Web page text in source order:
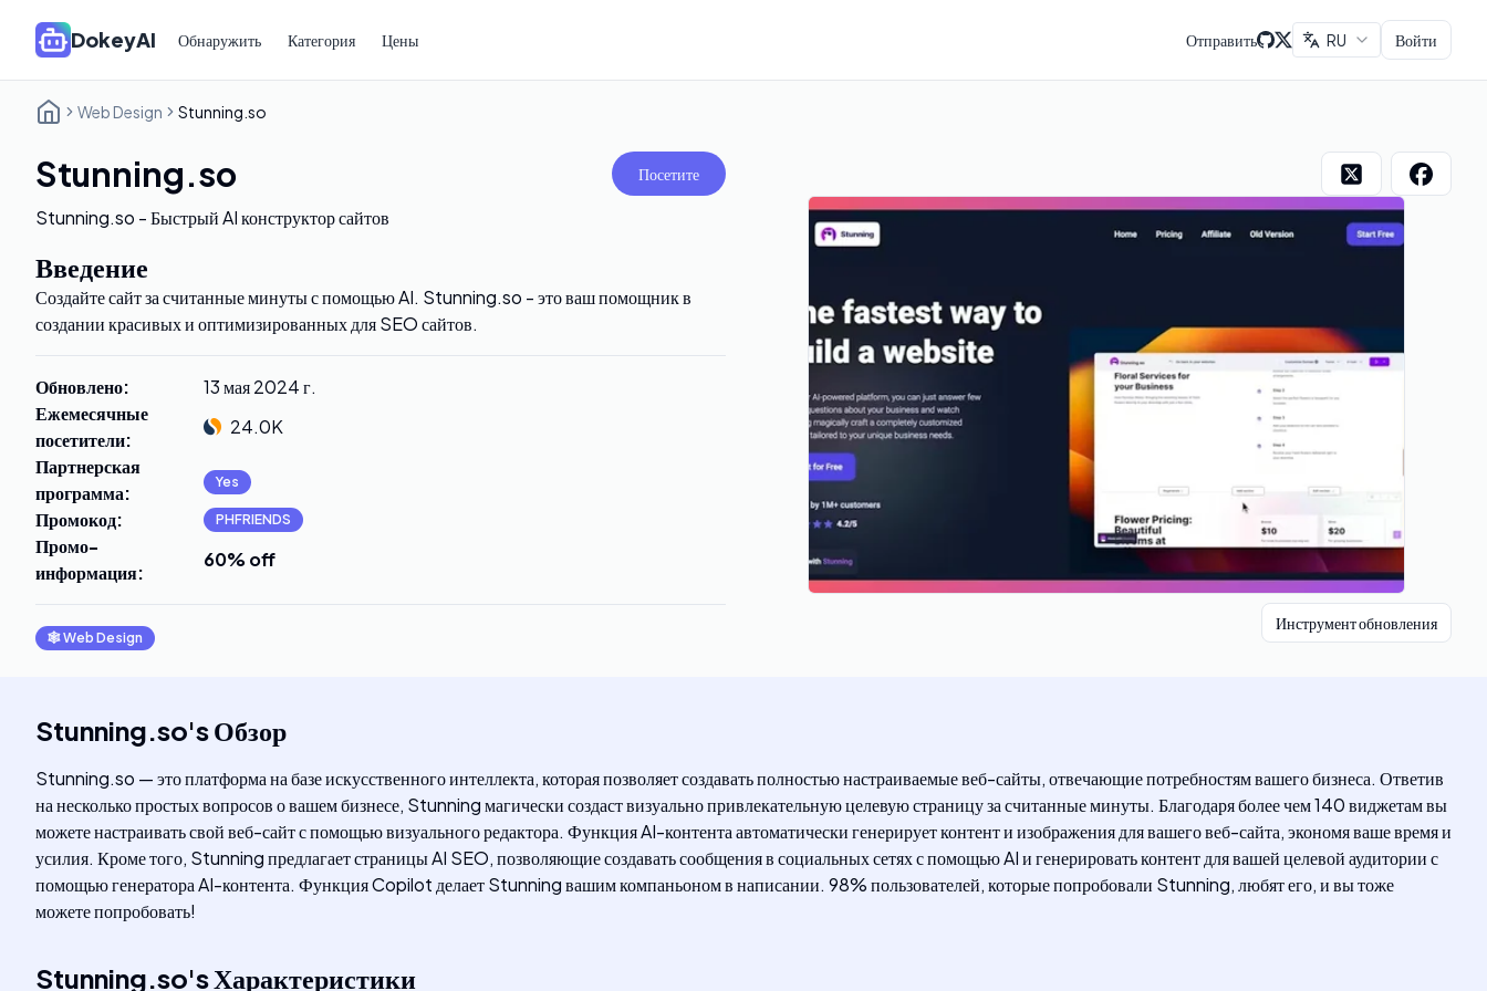
DokeyAI Обнаружить Категория Цены Отправить RU Войти
Web Design Stunning.so
Stunning.so Посетите
Stunning.so - Быстрый AI конструктор сайтов
Введение
Создайте сайт за считанные минуты с помощью AI. Stunning.so - это ваш помощник в
создании красивых и оптимизированных для SEO сайтов.
Обновлено:
13 мая 2024 г.
Ежемесячные
посетители:
24.0K
Партнерская
программа: Yes
Промокод: PHFRIENDS
Промо-
информация:
60% off
🕸Web Design
Инструмент обновления
Stunning.so'sОбзор
Stunning.so — это платформа на базе искусственного интеллекта, которая позволяет создавать полностью настраиваемые веб-сайты, отвечающие потребностям вашего бизнеса. Ответив
на несколько простых вопросов о вашем бизнесе, Stunning магически создаст визуально привлекательную целевую страницу за считанные минуты. Благодаря более чем 140 виджетам вы
можете настраивать свой веб-сайт с помощью визуального редактора. Функция AI-контента автоматически генерирует контент и изображения для вашего веб-сайта, экономя ваше время и
усилия. Кроме того, Stunning предлагает страницы AI SEO, позволяющие создавать сообщения в социальных сетях с помощью AI и генерировать контент для вашей целевой аудитории с
помощью генератора AI-контента. Функция Copilot делает Stunning вашим компаньоном в написании. 98% пользователей, которые попробовали Stunning, любят его, и вы тоже
можете попробовать!
Stunning.so'sХарактеристики